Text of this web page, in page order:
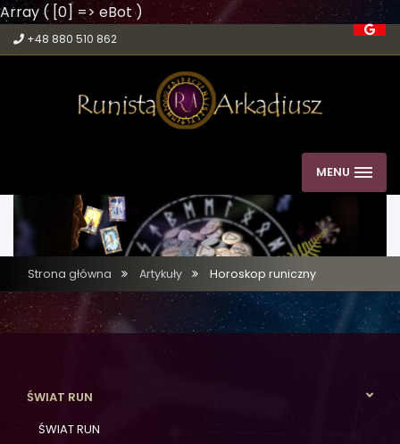
Array ( [0] => eBot )
+48 880 510 862
MENU
Strona główna Artykuły Horoskop runiczny
ŚWIAT RUN
ŚWIAT RUN